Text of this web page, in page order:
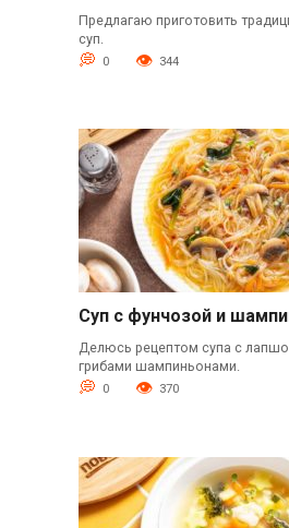
Предлагаю приготовить
суп.
0 344
Суп с фунчозой и
Делюсь рецептом супа с
грибами шампиньонами.
0 370